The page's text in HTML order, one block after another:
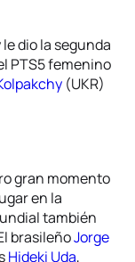
dio la segunda
PTS5 femenino
(UKR)
gran momento
en la
también
brasileñoJorge
Hideki Uda,